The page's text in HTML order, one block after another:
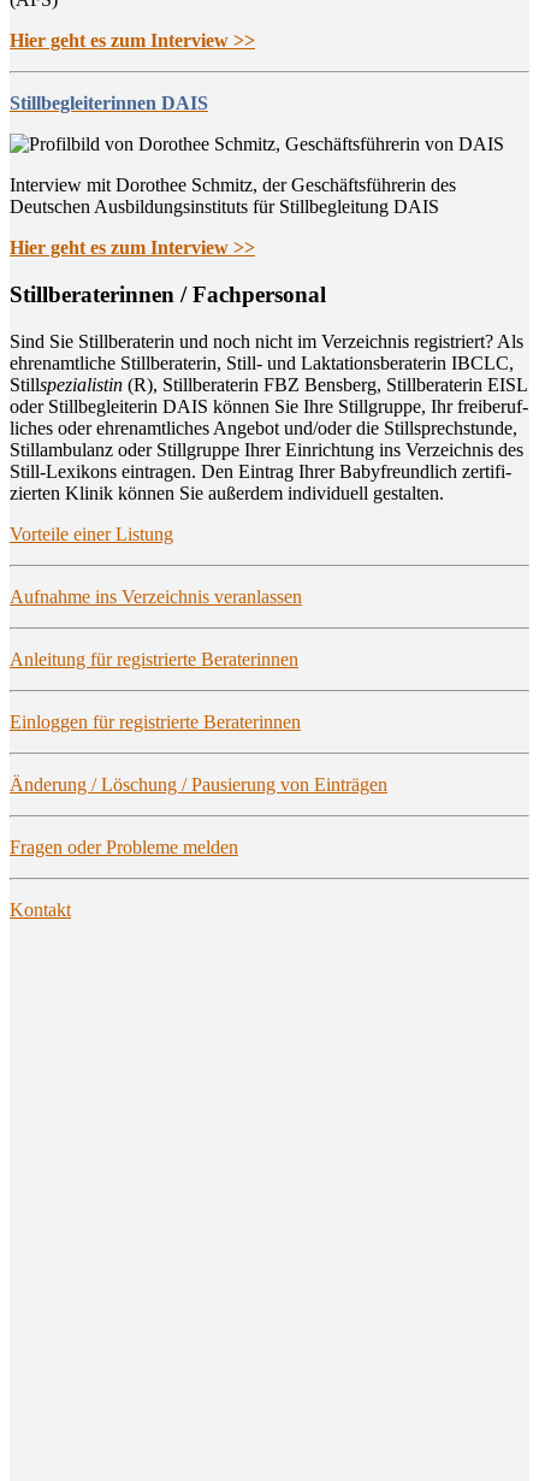
Hier geht es zum Interview >>
Stillbegleiterinnen DAIS
Interview mit Dorothee Schmitz, der Geschäftsführerin des
Deutschen Ausbildungsinstituts für Stillbegleitung DAIS
Hier geht es zum Interview >>
Still­be­ra­te­rin­nen / Fachpersonal
Sind Sie Still­be­ra­te­rin und noch nicht im Ver­zeich­nis regis­triert? Als
ehren­amt­li­che Still­be­ra­te­rin, Still- und Lak­ta­ti­ons­be­ra­te­rin IBCLC,
Stillspe­zia­lis­tin (R), Still­be­ra­te­rin FBZ Bens­berg, Still­be­ra­te­rin EISL
oder Still­be­glei­te­rin DAIS kön­nen Sie Ihre Still­grup­pe, Ihr frei­be­ruf­
li­ches oder ehren­amt­li­ches Ange­bot und/oder die Still­sprech­stun­de,
Still­am­bu­lanz oder Still­grup­pe Ihrer Ein­rich­tung ins Ver­zeich­nis des
Still-Lexi­kons ein­tra­gen. Den Ein­trag Ihrer Baby­freund­lich zer­ti­fi­
zier­ten Kli­nik kön­nen Sie außer­dem indi­vi­du­ell gestalten.
Vor­tei­le einer Listung
Auf­nah­me ins Ver­zeich­nis veranlassen
Anlei­tung für regis­trier­te Beraterinnen
Ein­log­gen für regis­trier­te Beraterinnen
Ände­rung / Löschung / Pau­sie­rung von Einträgen
Fra­gen oder Pro­ble­me melden
Kon­takt